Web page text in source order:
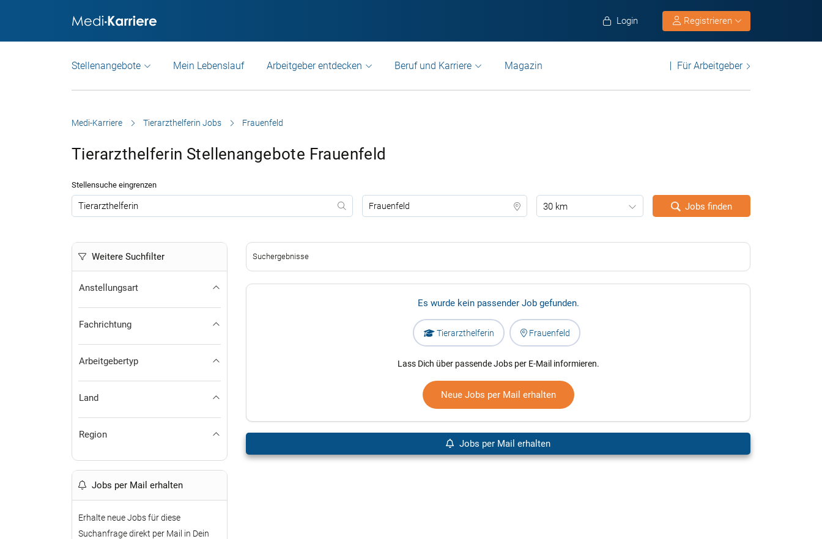
Login Registrieren
Stellenangebote Mein Lebenslauf Arbeitgeber entdecken Beruf und Karriere Magazin Für Arbeitgeber
Medi-Karriere Tierarzthelferin Jobs Frauenfeld
Tierarzthelferin Stellenangebote Frauenfeld
Stellensuche eingrenzen
30 km Jobs finden
Weitere Suchfilter
Anstellungsart
Fachrichtung
Arbeitgebertyp
Land
Region
Jobs per Mail erhalten
Erhalte neue Jobs für diese
Suchanfrage direkt per Mail in Dein
Suchergebnisse
Es wurde kein passender Job gefunden.
Tierarzthelferin Frauenfeld
Lass Dich über passende Jobs per E-Mail informieren.
Neue Jobs per Mail erhalten
Jobs per Mail erhalten